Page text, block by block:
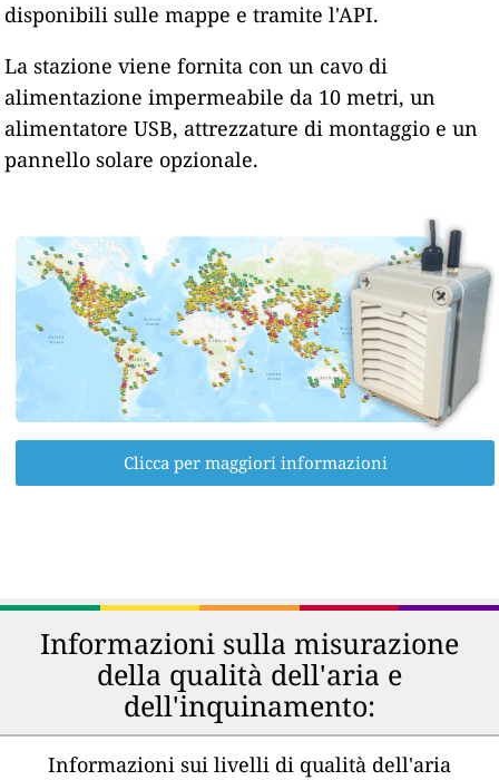
disponibili sulle mappe e tramite l'API.
La stazione viene fornita con un cavo di
alimentazione impermeabile da 10 metri, un
alimentatore USB, attrezzature di montaggio e un
pannello solare opzionale.
Clicca per maggiori informazioni
Informazioni sulla misurazione
della qualità dell'aria e
dell'inquinamento:
Informazioni sui livelli di qualità dell'aria